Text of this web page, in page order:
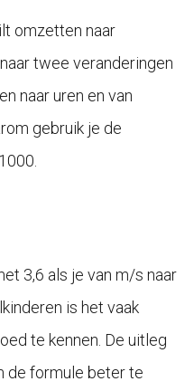
omzetten naar
twee veranderingen
naar uren en van
gebruik je de
3,6 als je van m/s naar
is het vaak
te kennen. De uitleg
de formule beter te